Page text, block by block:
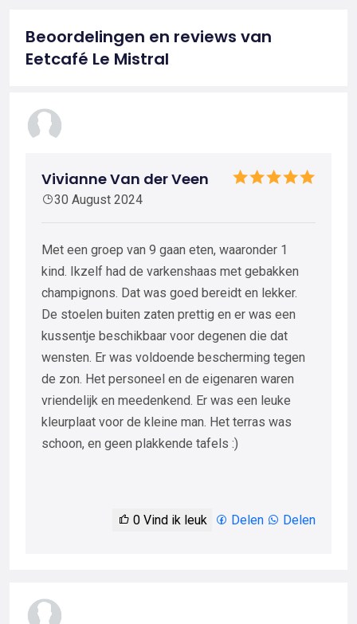
Beoordelingen en reviews van
Eetcafé Le Mistral
Vivianne Van der Veen
30 August 2024
Met een groep van 9 gaan eten, waaronder 1
kind. Ikzelf had de varkenshaas met gebakken
champignons. Dat was goed bereidt en lekker.
De stoelen buiten zaten prettig en er was een
kussentje beschikbaar voor degenen die dat
wensten. Er was voldoende bescherming tegen
de zon. Het personeel en de eigenaren waren
vriendelijk en meedenkend. Er was een leuke
kleurplaat voor de kleine man. Het terras was
schoon, en geen plakkende tafels :)
0 Vind ik leuk Delen Delen